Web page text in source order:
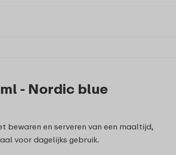
- Nordic blue
bewaren en serveren van een maaltijd,
voor dagelijks gebruik.